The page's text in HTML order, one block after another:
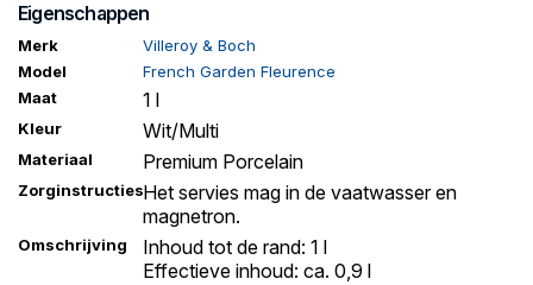
Eigenschappen
Merk
Villeroy & Boch
Model
French Garden Fleurence
Maat
1 l
Kleur Wit/Multi
Materiaal Premium Porcelain
ZorginstructiesHet servies mag in de vaatwasser en
magnetron.
Omschrijving
Inhoud tot de rand: 1 l
Effectieve inhoud: ca. 0,9 l